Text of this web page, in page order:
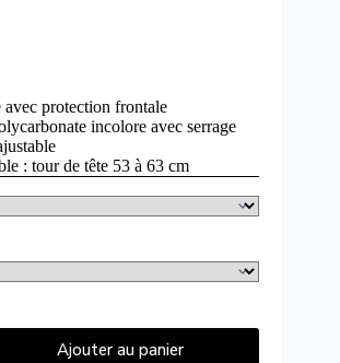
avec protection frontale
incolore avec serrage
: tour de tête 53 à 63 cm
Ajouter au panier